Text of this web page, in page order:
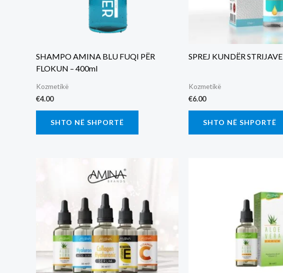
SHAMPO AMINA BLU FUQI PËR
FLOKUN – 400ml
Kozmetikë
€4.00
SHTO NË SHPORTË
SPREJ KUNDËR
Kozmetikë
€6.00
SHTO NË SHPORTË